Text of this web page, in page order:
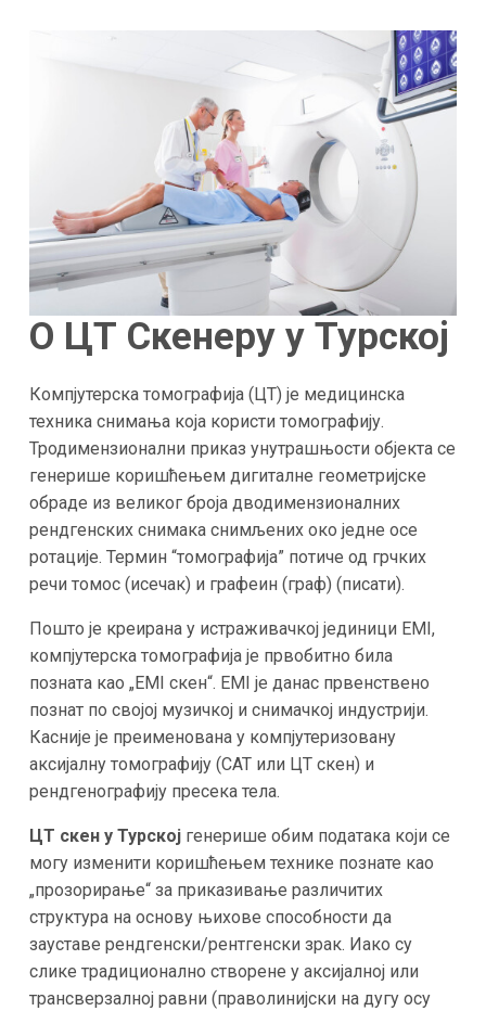
О ЦТ Скенеру у Турској
Компјутерска томографија (ЦТ) је медицинска
техника снимања која користи томографију.
Тродимензионални приказ унутрашњости објекта се
генерише коришћењем дигиталне геометријске
обраде из великог броја дводимензионалних
рендгенских снимака снимљених око једне осе
ротације. Термин “томографија” потиче од грчких
речи томос (исечак) и графеин (граф) (писати).
Пошто је креирана у истраживачкој јединици EMI,
компјутерска томографија је првобитно била
позната као „EMI скен“. EMI је данас првенствено
познат по својој музичкој и снимачкој индустрији.
Касније је преименована у компјутеризовану
аксијалну томографију (CAT или ЦТ скен) и
рендгенографију пресека тела.
ЦТ скен у Турскојгенерише обим података који се
могу изменити коришћењем технике познате као
„прозорирање“ за приказивање различитих
структура на основу њихове способности да
зауставе рендгенски/рентгенски зрак. Иако су
слике традиционално створене у аксијалној или
трансверзалној равни (праволинијски на дугу осу